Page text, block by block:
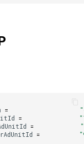
=
=
=
=